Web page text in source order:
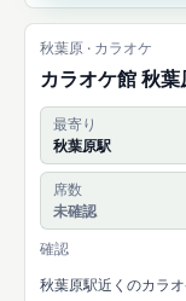
秋葉原 · カラオケ
カラオケ館 秋葉
最寄り
秋葉原駅
席数
未確認
確認
秋葉原駅近くのカラ